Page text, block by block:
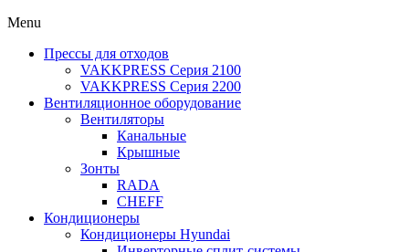
Menu
Прессы для отходов
VAKKPRESS Серия 2100
VAKKPRESS Серия 2200
Вентиляционное оборудование
Вентиляторы
Канальные
Крышные
Зонты
RADA
CHEFF
Кондиционеры
Кондиционеры Hyundai